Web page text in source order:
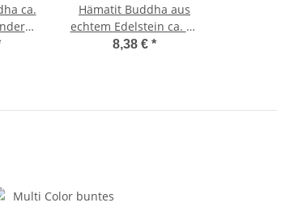
ca.
Hämatit Buddha aus
echtem Edelstein ca. 30
mm Happy Buddha
8,38 € *